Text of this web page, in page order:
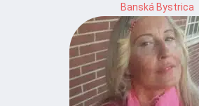
Banská Bystrica